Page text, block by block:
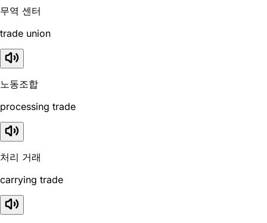
무역 센터
trade union
노동조합
processing trade
처리 거래
carrying trade